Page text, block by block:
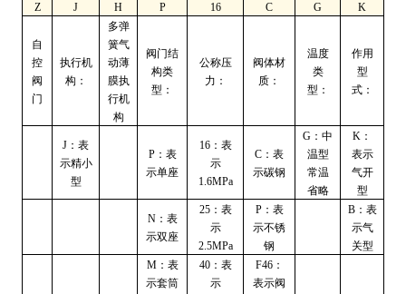
Z
J H P 16 C G K
自
控
阀
门
执行机
构：
多弹
簧气
动薄
膜执
行机
构
阀门结
构类
型：
公称压
力：
阀体材
质：
温度
类
型：
作用
型
式：
J ：表
示精小
型
P：表
示单座
16：表
示
1.6MPa
C ：表
示碳钢
G ：中
温型
常温
省略
K ：
表示
气开
型
N：表
示双座
25：表
示
2.5MPa
P：表
示不锈
钢
B：表
示气
关型
M：表
示套筒
40：表
示
F46：
表示阀